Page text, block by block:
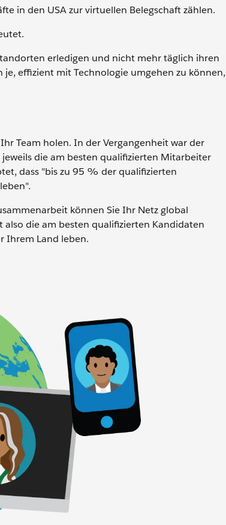
in den USA zur virtuellen Belegschaft zählen.
erledigen und nicht mehr täglich ihren
je, effizient mit Technologie umgehen zu können,
Team holen. In der Vergangenheit war der
die am besten qualifizierten Mitarbeiter
dass "bis zu 95 % der qualifizierten
können Sie Ihr Netz global
also die am besten qualifizierten Kandidaten
Ihrem Land leben.